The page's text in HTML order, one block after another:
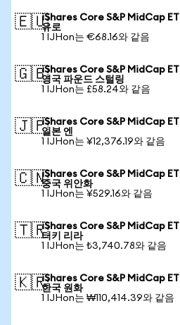
🇪🇺iShares Core S&P MidCap
유로
1 IJHon는 €68.16와 같음
🇬🇧iShares Core S&P MidCap
영국 파운드 스털링
1 IJHon는 £58.24와 같음
🇯🇵iShares Core S&P MidCap
일본 엔
1 IJHon는 ¥12,376.19와 같음
🇨🇳iShares Core S&P MidCap
중국 위안화
1 IJHon는 ¥529.16와 같음
🇹🇷iShares Core S&P MidCap
터키 리라
1 IJHon는 ₺3,740.78와 같음
🇰🇷iShares Core S&P MidCap
한국 원화
1 IJHon는 ₩110,414.39와 같음